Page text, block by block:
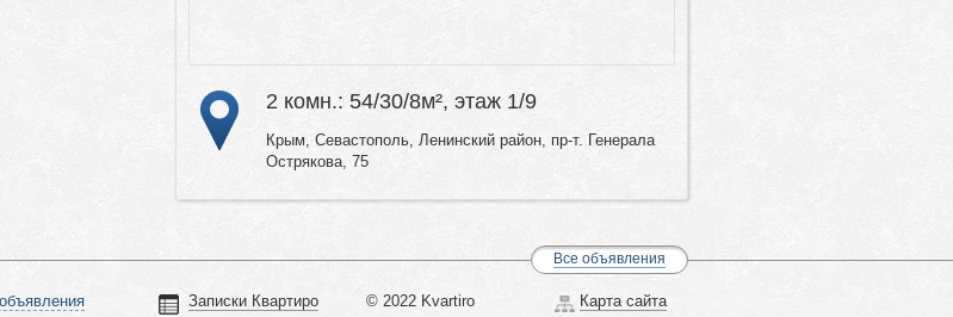
2 комн.: 54/30/8м², этаж 1/9
Крым, Севастополь, Ленинский район, пр-т. Генерала
Острякова, 75
Все объявления
Записки Квартиро © 2022 Kvartiro Карта сайта